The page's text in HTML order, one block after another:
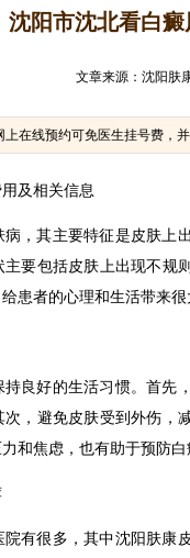
沈阳市沈北看白
文章来源：沈阳肤
预约可免医生挂号费，并可
及相关信息
，其主要特征是皮肤上
要包括皮肤上出现不规
患者的心理和生活带来很
良好的生活习惯。首先
，避免皮肤受到外伤，
和焦虑，也有助于预防白
有很多，其中沈阳肤康